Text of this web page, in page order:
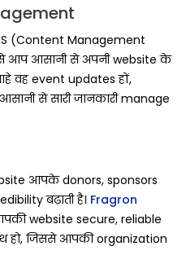
(Content Management
आप आसानी से अपनी website के
वह event updates हों,
से सारी जानकारी manage
आपके donors, sponsors
बढ़ाती है। Fragron
website secure, reliable
हो, जिससे आपकी organization